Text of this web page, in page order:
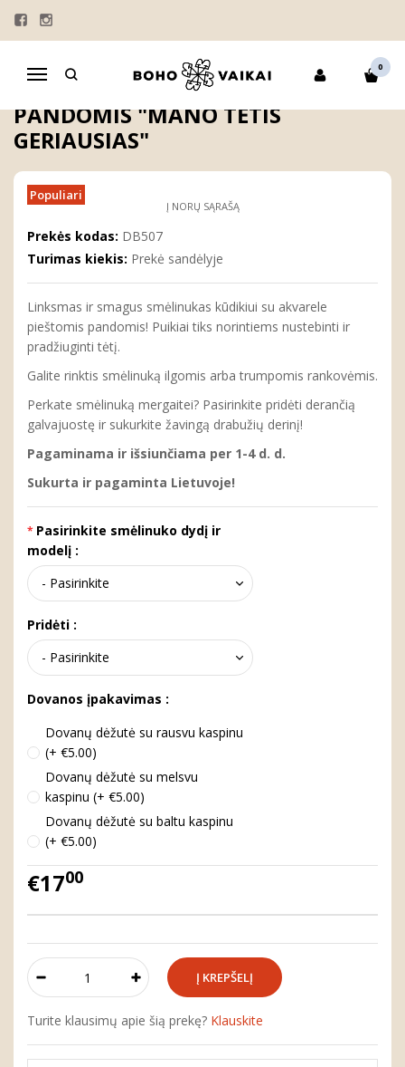
Navigacija
0
Pagrindinis
Smėlinukas kūdikiui su pandomis "Mano tėtis geriausias"
SMĖLINUKAS KŪDIKIUI SU
PANDOMIS "MANO TĖTIS
GERIAUSIAS"
Populiari
Į NORŲ SĄRAŠĄ
Prekės kodas: DB507
Turimas kiekis: Prekė sandėlyje
Linksmas ir smagus smėlinukas kūdikiui su akvarele
pieštomis pandomis! Puikiai tiks norintiems nustebinti ir
pradžiuginti tėtį.
Galite rinktis smėlinuką ilgomis arba trumpomis rankovėmis.
Perkate smėlinuką mergaitei? Pasirinkite pridėti derančią
galvajuostę ir sukurkite žavingą drabužių derinį!
Pagaminama ir išsiunčiama per 1-4 d. d.
Sukurta ir pagaminta Lietuvoje!
Pasirinkite smėlinuko dydį ir
modelį :
Pridėti :
Dovanos įpakavimas :
Dovanų dėžutė su rausvu kaspinu
(+ €5.00)
Dovanų dėžutė su melsvu
kaspinu (+ €5.00)
Dovanų dėžutė su baltu kaspinu
(+ €5.00)
€1700
Turite klausimų apie šią prekę? Klauskite